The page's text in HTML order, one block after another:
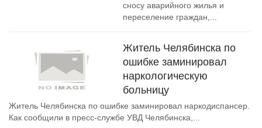
сносу аварийного жилья и
переселение граждан,...
Житель Челябинска по
ошибке заминировал
наркологическую
больницу
Житель Челябинска по ошибке заминировал наркодиспансер.
Как сообщили в пресс-службе УВД Челябинска,...